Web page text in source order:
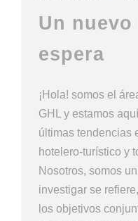
Un
espera
¡Hola! somos el
GHL y estamos
últimas tendencias
hotelero-turístico y
Nosotros, somos
investigar se
los objetivos